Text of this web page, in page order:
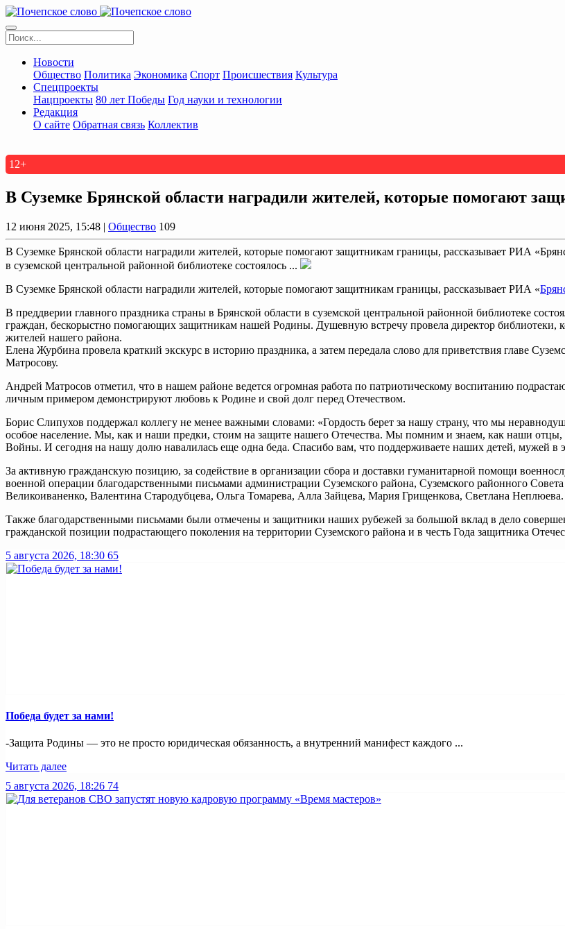
Новости
Общество Политика Экономика Спорт Происшествия Культура
Спецпроекты
Нацпроекты 80 лет Победы Год науки и технологии
Редакция
О сайте Обратная связь Коллектив
12+
В Суземке Брянской области наградили жителей, которые помогают
12 июня 2025, 15:48 | Общество 109
В Суземке Брянской области наградили жителей, которые помогают защитникам границы, рассказывает РИА
в суземской центральной районной библиотеке состоялось ...
В Суземке Брянской области наградили жителей, которые помогают защитникам границы, рассказывает РИА «
В преддверии главного праздника страны в Брянской области в суземской центральной районной библиотеке
граждан, бескорыстно помогающих защитникам нашей Родины. Душевную встречу провела директор библиотеки,
жителей нашего района.
Елена Журбина провела краткий экскурс в историю праздника, а затем передала слово для приветствия главе
Матросову.
Андрей Матросов отметил, что в нашем районе ведется огромная работа по патриотическому воспитанию
личным примером демонстрируют любовь к Родине и свой долг перед Отечеством.
Борис Слипухов поддержал коллегу не менее важными словами: «Гордость берет за нашу страну, что мы
особое население. Мы, как и наши предки, стоим на защите нашего Отечества. Мы помним и знаем, как наши
Войны. И сегодня на нашу долю навалилась еще одна беда. Спасибо вам, что поддерживаете наших детей, мужей в
За активную гражданскую позицию, за содействие в организации сбора и доставки гуманитарной помощи
военной операции благодарственными письмами администрации Суземского района, Суземского районного
Великоиваненко, Валентина Стародубцева, Ольга Томарева, Алла Зайцева, Мария Грищенкова, Светлана Неплюева.
Также благодарственными письмами были отмечены и защитники наших рубежей за большой вклад в дело
гражданской позиции подрастающего поколения на территории Суземского района и в честь Года защитника
5 августа 2026, 18:30 65
Победа будет за нами!
-Защита Родины — это не просто юридическая обязанность, а внутренний манифест каждого ...
Читать далее
5 августа 2026, 18:26 74